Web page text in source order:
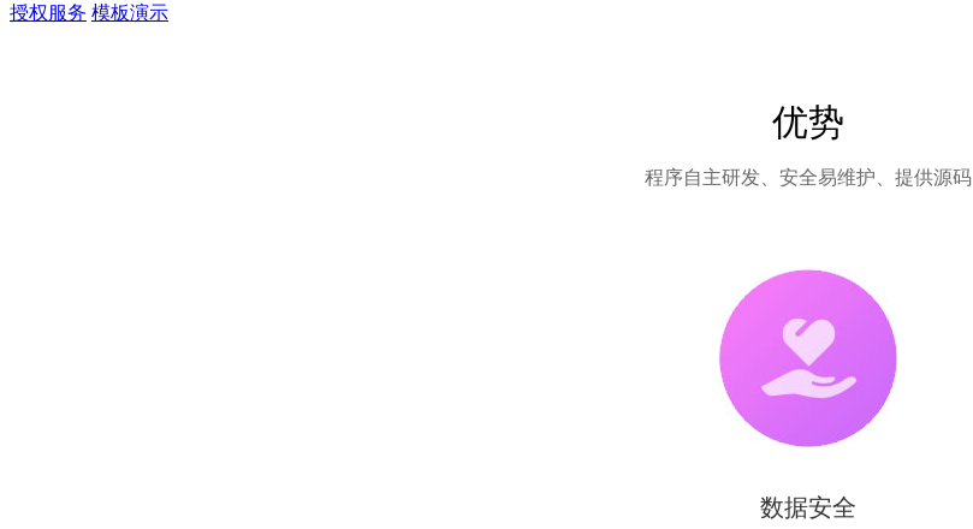
授权服务 模板演示
优势
程序自主研发、安全易维护、提供源码
数据安全